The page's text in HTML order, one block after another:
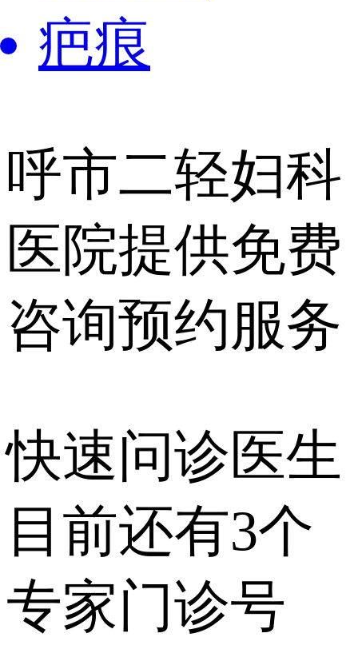
疤痕
呼市二轻妇科
医院提供免费
咨询预约服务
快速问诊医生
目前还有3个
专家门诊号